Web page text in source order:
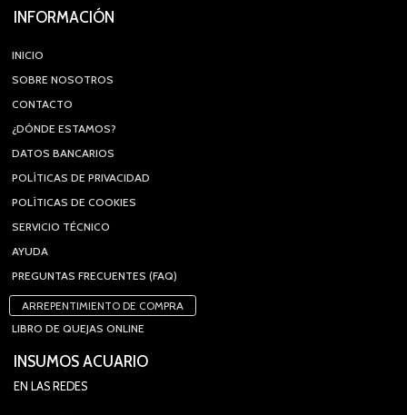
INFORMACIÓN
INICIO
SOBRE NOSOTROS
CONTACTO
¿DÓNDE ESTAMOS?
DATOS BANCARIOS
POLÍTICAS DE PRIVACIDAD
POLÍTICAS DE COOKIES
SERVICIO TÉCNICO
AYUDA
PREGUNTAS FRECUENTES (FAQ)
ARREPENTIMIENTO DE COMPRA
LIBRO DE QUEJAS ONLINE
INSUMOS ACUARIO
EN LAS REDES